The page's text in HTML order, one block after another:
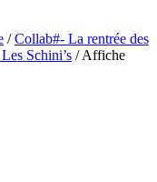
/ Collab#- La rentrée des
Schini’s / Affiche